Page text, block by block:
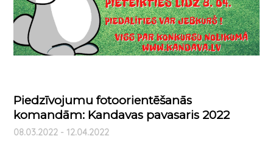
Piedzīvojumu fotoorientēšanās
komandām: Kandavas pavasaris 2022
08.03.2022 - 12.04.2022